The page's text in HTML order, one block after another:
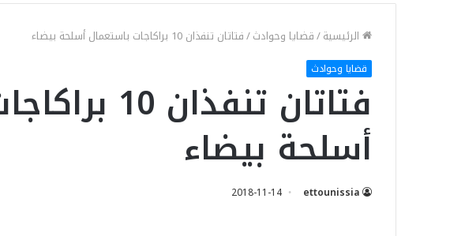
الرئيسية/قضايا وحوادث/فتاتان تنفذان 10 براكاجات باستعمال أسلحة بيضاء
قضايا وحوادث
فتاتان
أسلحة بيضاء
ettounissia
2018-11-14